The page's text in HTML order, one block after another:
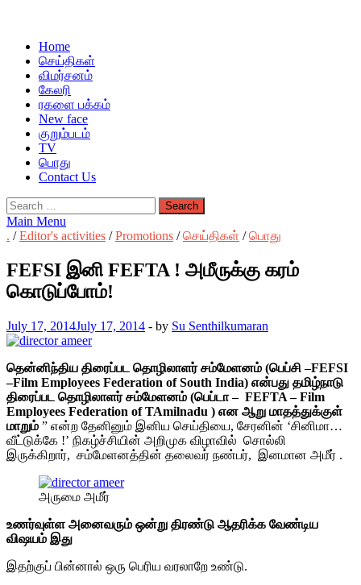
Home
செய்திகள்
விமர்சனம்
கேலரி
ரகளை பக்கம்
New face
குறும்படம்
TV
பொது
Contact Us
Search
for:
Main Menu
. /Editor's activities /Promotions /செய்திகள் /பொது
FEFSI இனி FEFTA ! அமீருக்கு கரம்
கொடுப்போம்!
July 17, 2014July 17, 2014 - by Su Senthilkumaran
தென்னிந்திய திரைப்பட தொழிலாளர் சம்மேளனம் (பெப்சி –FEFSI
–Film Employees Federation of South India) என்பது தமிழ்நாடு
திரைப்பட தொழிலாளர் சம்மேளனம் (பெப்டா – FEFTA – Film
Employees Federation of TAmilnadu ) என ஆறு மாதத்துக்குள்
மாறும் ” என்ற தேனினும் இனிய செய்தியை, சேரனின் ‘சினிமா…
வீட்டுக்கே !’ நிகழ்ச்சியின் அறிமுக விழாவில் சொல்லி
இருக்கிறார், சம்மேளனத்தின் தலைவர் நண்பர், இனமான அமீர் .
அருமை அமீர்
உணர்வுள்ள அனைவரும் ஒன்று திரண்டு ஆதரிக்க வேண்டிய
விஷயம் இது
இதற்குப் பின்னால் ஒரு பெரிய வரலாறே உண்டு.